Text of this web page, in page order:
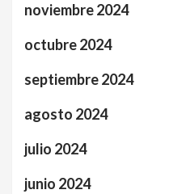
noviembre 2024
octubre 2024
septiembre 2024
agosto 2024
julio 2024
junio 2024